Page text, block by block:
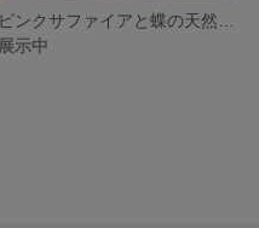
展示中